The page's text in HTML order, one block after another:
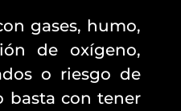
gases, humo,
de oxígeno,
o riesgo de
basta con tener